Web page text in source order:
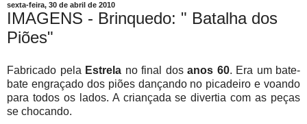
sexta-feira, 30 de abril de 2010
IMAGENS - Brinquedo: " Batalha dos
Piões"
Fabricado pela Estrela no final dos anos 60. Era um bate-
bate engraçado dos piões dançando no picadeiro e voando
para todos os lados. A criançada se divertia com as peças
se chocando.